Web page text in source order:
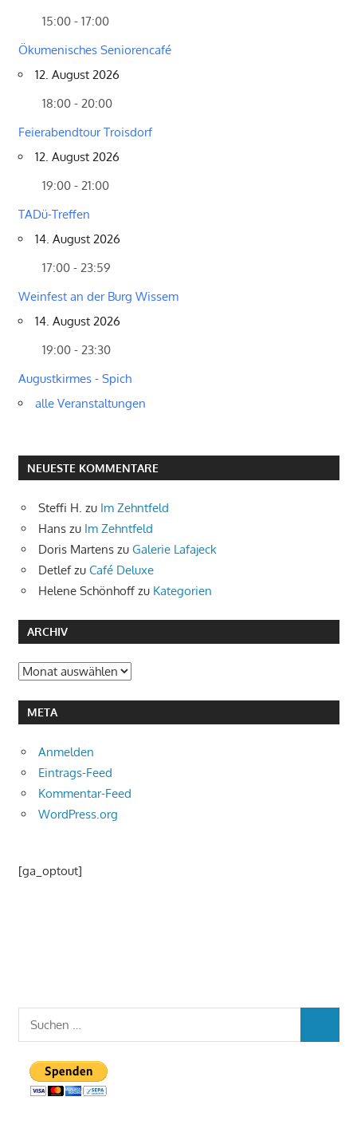
15:00 - 17:00
Ökumenisches Seniorencafé
12. August 2026
18:00 - 20:00
Feierabendtour Troisdorf
12. August 2026
19:00 - 21:00
TADü-Treffen
14. August 2026
17:00 - 23:59
Weinfest an der Burg Wissem
14. August 2026
19:00 - 23:30
Augustkirmes - Spich
alle Veranstaltungen
NEUESTE KOMMENTARE
Steffi H. zu Im Zehntfeld
Hans zu Im Zehntfeld
Doris Martens zu Galerie Lafajeck
Detlefzu Café Deluxe
Helene Schönhoff zu Kategorien
ARCHIV
Archiv
META
Anmelden
Eintrags-Feed
Kommentar-Feed
WordPress.org
[ga_optout]
Suchen
nach: